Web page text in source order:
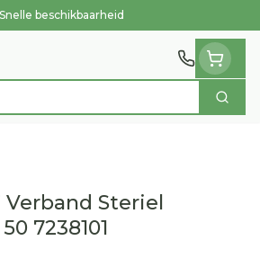
Snelle beschikbaarheid
Zoek
Steriel
7238101